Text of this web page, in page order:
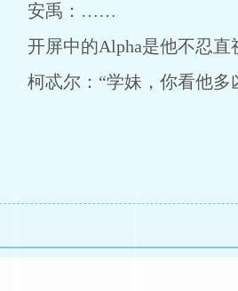
安禹：……
开屏中的Alpha是他不忍直视
柯忒尔：“学妹，你看他多